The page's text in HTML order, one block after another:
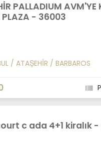
PALLADIUM AVM'YE
PLAZA - 36003
/ ATAŞEHİR / BARBAROS
c ada 4+1 kiralık -